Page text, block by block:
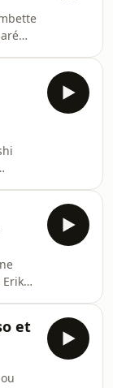
le
de
est
et